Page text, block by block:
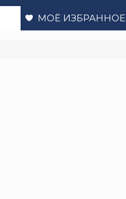
МОЁ ИЗБРАННОЕ